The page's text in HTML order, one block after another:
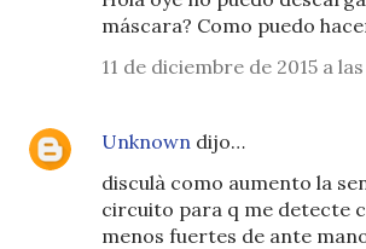
máscara? Como puedo
11 de diciembre de 2015 a
Unknown dijo…
disculà como aumento la
circuito para q me detecte
menos fuertes de ante